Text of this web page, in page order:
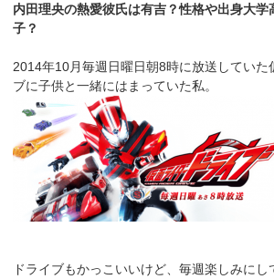
内田理央の熱愛彼氏は有吉？性格や出身大学
子？
2014年10月毎週日曜日朝8時に放送していた
ブに子供と一緒にはまっていた私。
ドライブもかっこいいけど、毎週楽しみにし